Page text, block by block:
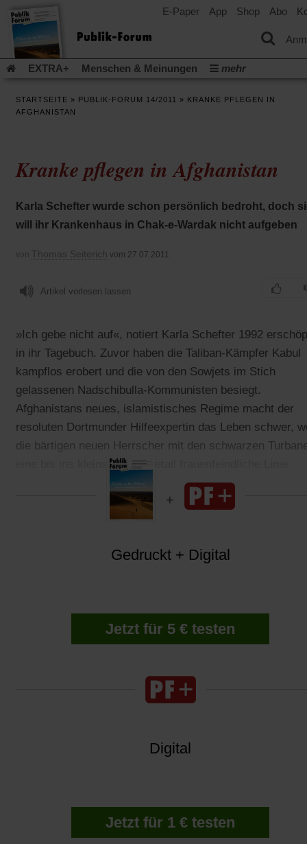
E-Paper App Shop Abo
EXTRA+ Menschen & Meinungen
mehr
Aufstehen & Handeln
Leserinitiative Publik-Forum e.V.
Die Erderwärmung
Urlaub und Nichtstun
(Öffnet
einem
neuen
Tab)
Gefährlicher Reichtum
einem
neuen
Tab)
Gleichberechtigung
Künstliche Intelligenz(Öffnet
einem
Was gibt
Krieg und Frieden(Öffnet
neuen
Gott neu denken Krieg in der Ukraine
Podcast »Veranstaltungen«
Schriftgröße ändern:
STARTSEITE » PUBLIK-FORUM 14/2011 » KRANKE PFLEGEN IN
AFGHANISTAN
Kranke pflegen in Afghanistan
Karla Schefter wurde schon persönlich bedroht, doch
will ihr Krankenhaus in Chak-e-Wardak nicht aufgeben
von Thomas Seiterich vom 27.07.2011
Artikel vorlesen lassen
»Ich gebe nicht auf«, notiert Karla Schefter 1992
in ihr Tagebuch. Zuvor haben die Taliban-Kämpfer Kabul
kampflos erobert und die von den Sowjets im Stich
gelassenen Nadschibulla-Kommunisten besiegt.
Afghanistans neues, islamistisches Regime macht der
resoluten Dortmunder Hilfeexpertin das Leben schwer,
die bärtigen neuen Herrscher mit den schwarzen
eine bis ins kleinste Klinikdetail frauenfeindliche Linie
Gedruckt + Digital
Jetzt für 5 € testen
Digital
Jetzt für 1 € testen